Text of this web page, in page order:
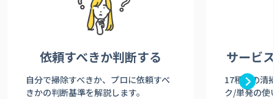
依頼すべきか判断する
自分で掃除すべきか、プロに依頼すべ
きかの判断基準を解説します。
サービ
17種類の清
ク/単発の使